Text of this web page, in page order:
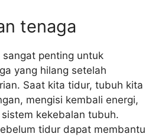
tenaga
penting untuk
yang hilang setelah
Saat kita tidur, tubuh kita
mengisi kembali energi,
kekebalan tubuh.
tidur dapat membantu